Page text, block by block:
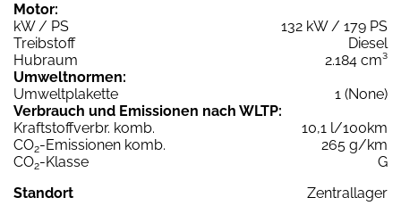
Motor:
kW / PS
132 kW / 179 PS
Treibstoff
Diesel
Hubraum
2.184 cm³
Umweltnormen:
Umweltplakette
1 (None)
Verbrauch und Emissionen nach WLTP:
Kraftstoffverbr. komb.
10,1 l/100km
CO2-Emissionen komb.
265 g/km
CO2-Klasse
G
Standort
Zentrallager